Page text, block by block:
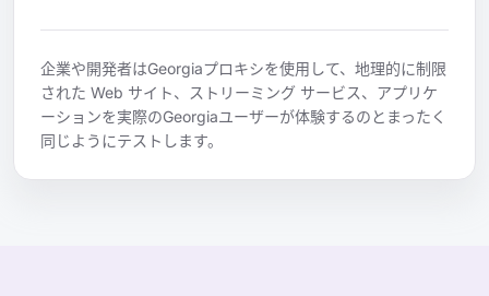
企業や開発者はGeorgiaプロキシを使用して、地理的に制限
された Web サイト、ストリーミング サービス、アプリケ
ーションを実際のGeorgiaユーザーが体験するのとまったく
同じようにテストします。